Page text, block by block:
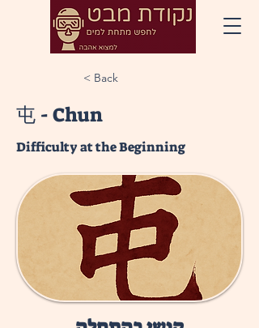
< Back
屯 - Chun
Difficulty at the Beginning